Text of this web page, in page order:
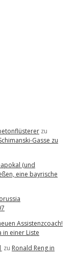
zu
Gasse zu
(und
eine bayrische
Assistenzcoach!
in einer Liste
zu Ronald Reng in